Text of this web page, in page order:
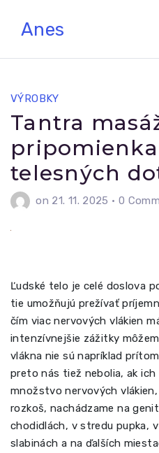
Anes
VÝROBKY
Tantra
telesných
on 21. 11. 2025 • 0
Ľudské telo je celé doslova
tie umožňujú prežívať
čím viac nervových vlákien
intenzívnejšie zážitky
vlákna nie sú napríklad
preto nás tiež nebolia, ak ich
množstvo nervových
rozkoš, nachádzame na
chodidlách, v stredu pupka,
slabinách a na ďalších